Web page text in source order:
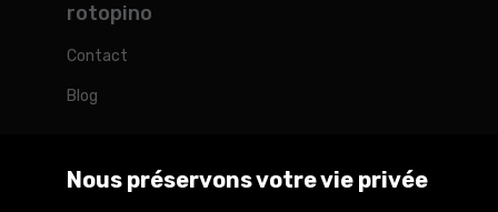
rotopino
Contact
Blog
Rotopino dans le monde
Nous préservons votre vie privée